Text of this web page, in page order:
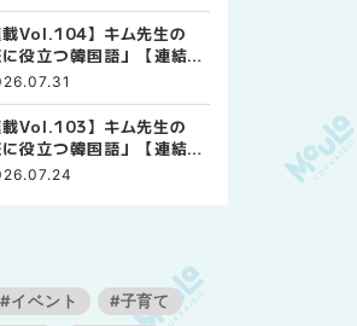
載Vol.104】キム先生の
に役立つ韓国語」【連結語
いて その4】
載Vol.103】キム先生の
に役立つ韓国語」【連結語
いて その3】
#イベント
#子育て